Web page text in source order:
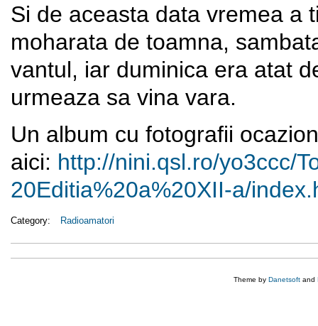
Si de aceasta data vremea a
moharata de toamna,
vantul, iar duminica era atat
urmeaza sa vina vara.
Un album cu fotografii
aici: http://nini.qsl.ro/yo3ccc/
20Editia%20a%20XII-a/index.
Category: Radioamatori
Theme by Danetsoft and